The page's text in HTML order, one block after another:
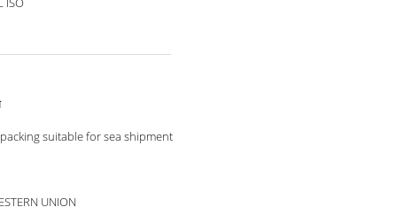
suitable for sea shipment
UNION